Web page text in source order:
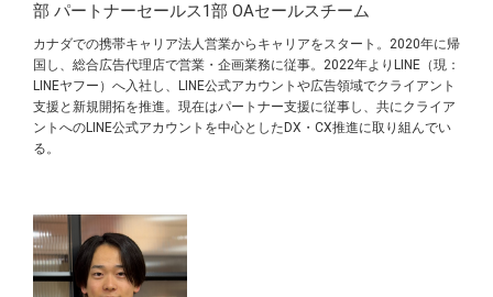
部 パートナーセールス1部 OAセールスチーム
カナダでの携帯キャリア法人営業からキャリアをスタート。2020年に帰
国し、総合広告代理店で営業・企画業務に従事。2022年よりLINE（現：
LINEヤフー）へ入社し、LINE公式アカウントや広告領域でクライアント
支援と新規開拓を推進。現在はパートナー支援に従事し、共にクライア
ントへのLINE公式アカウントを中心としたDX・CX推進に取り組んでい
る。